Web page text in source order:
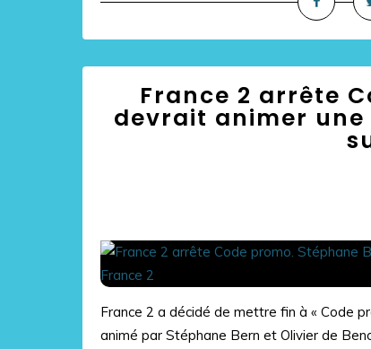
France 2 arrête
devrait animer
France 2 a décidé de mettre fin à « Code
animé par Stéphane Bern et Olivier de